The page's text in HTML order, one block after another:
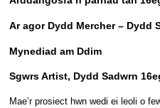
Ar agor Dydd Mercher – Dydd
Mynediad am Ddim
Sgwrs Artist, Dydd Sadwrn
Mae’r prosiect hwn wedi ei leoli o